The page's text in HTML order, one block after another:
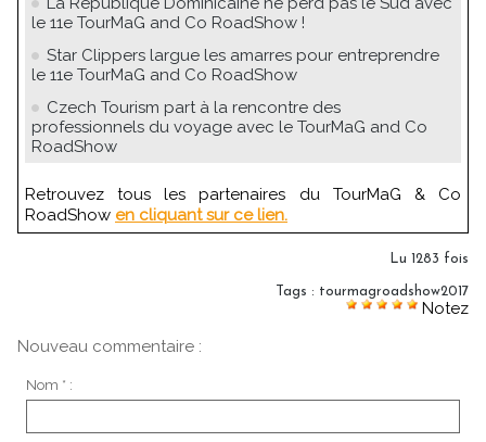
le 11e TourMaG and Co RoadShow !
Star Clippers largue les amarres pour entreprendre
le 11e TourMaG and Co RoadShow
Czech Tourism part à la rencontre des
professionnels du voyage avec le TourMaG and Co
RoadShow
Retrouvez tous les partenaires du TourMaG & Co
RoadShow en cliquant sur ce lien.
Lu 1283 fois
Tags : tourmagroadshow2017
Notez
Nouveau commentaire :
Nom * :